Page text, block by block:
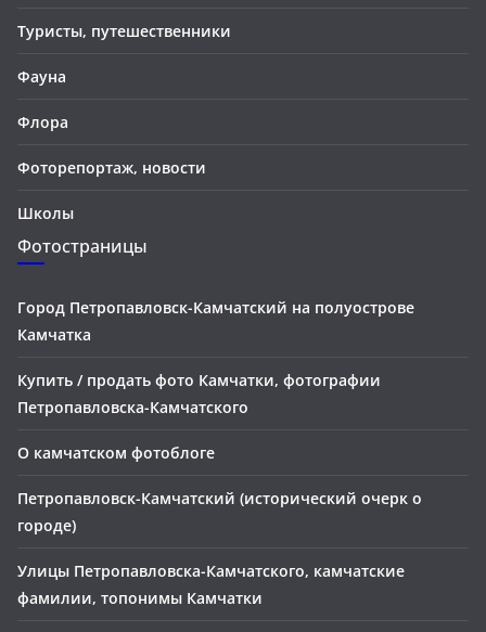
Туристы, путешественники
Фауна
Флора
Фоторепортаж, новости
Школы
Фотостраницы
Город Петропавловск-Камчатский на полуострове
Камчатка
Купить / продать фото Камчатки, фотографии
Петропавловска-Камчатского
О камчатском фотоблоге
Петропавловск-Камчатский (исторический очерк о
городе)
Улицы Петропавловска-Камчатского, камчатские
фамилии, топонимы Камчатки